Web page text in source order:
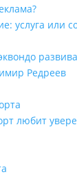
услуга или
Редреев
любит